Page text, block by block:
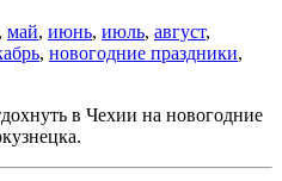
, май, июнь, июль, август,
, новогодние праздники,
в Чехии на новогодние